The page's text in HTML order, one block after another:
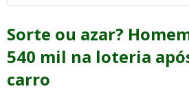
Sorte ou azar?
540 mil na loteria
carro